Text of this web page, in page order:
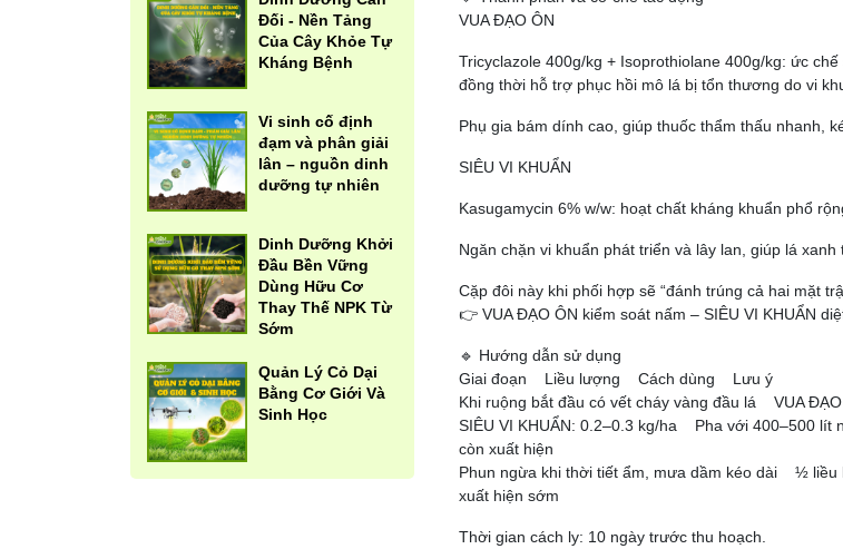
VUA ĐẠO ÔN
Tricyclazole 400g/kg + Isoprothiolane 400g/kg: ức
đồng thời hỗ trợ phục hồi mô lá bị tổn thương do vi
Phụ gia bám dính cao, giúp thuốc thẩm thấu nhanh,
SIÊU VI KHUẨN
Kasugamycin 6% w/w: hoạt chất kháng khuẩn phổ
Ngăn chặn vi khuẩn phát triển và lây lan, giúp lá
Cặp đôi này khi phối hợp sẽ “đánh trúng cả hai mặt
👉 VUA ĐẠO ÔN kiểm soát nấm – SIÊU VI KHUẨN
🔹 Hướng dẫn sử dụng
Giai đoạn Liều lượng Cách dùng Lưu ý
Khi ruộng bắt đầu có vết cháy vàng đầu lá VUA
SIÊU VI KHUẨN: 0.2–0.3 kg/ha Pha với 400–500
còn xuất hiện
Phun ngừa khi thời tiết ẩm, mưa dầm kéo dài ½
xuất hiện sớm
Thời gian cách ly: 10 ngày trước thu hoạch.
Đối - Nền Tảng
Của Cây Khỏe Tự
Kháng Bệnh
Vi sinh cố định
đạm và phân giải
lân – nguồn dinh
dưỡng tự nhiên
Dinh Dưỡng Khởi
Đầu Bền Vững
Dùng Hữu Cơ
Thay Thế NPK Từ
Sớm
Quản Lý Cỏ Dại
Bằng Cơ Giới Và
Sinh Học